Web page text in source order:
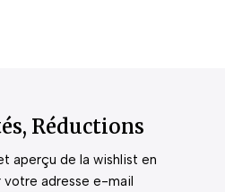
Réductions
aperçu de la wishlist en
votre adresse e-mail